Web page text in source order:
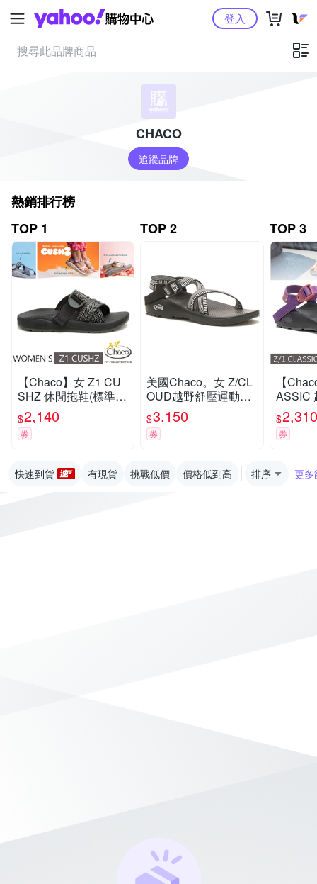
Yahoo購物中心登入
CHACO
追蹤品牌
熱銷排行榜
TOP 1
【Chaco】女 Z1 CU
SHZ 休閒拖鞋(標準
款)/戶外拖鞋.海灘鞋_
CH-USW01-HL22 葉
茂黛黑
$2,140
券
TOP 2
美國Chaco。女 Z/CL
OUD越野舒壓運動涼
鞋-標準款CH-ZLW01
HK19 (黑白平衡)
$3,150
券
TOP 3
【
ASSIC
(標準
力
$2,310
券
快速到貨 有現貨 挑戰低價 價格低到高 排序 更多